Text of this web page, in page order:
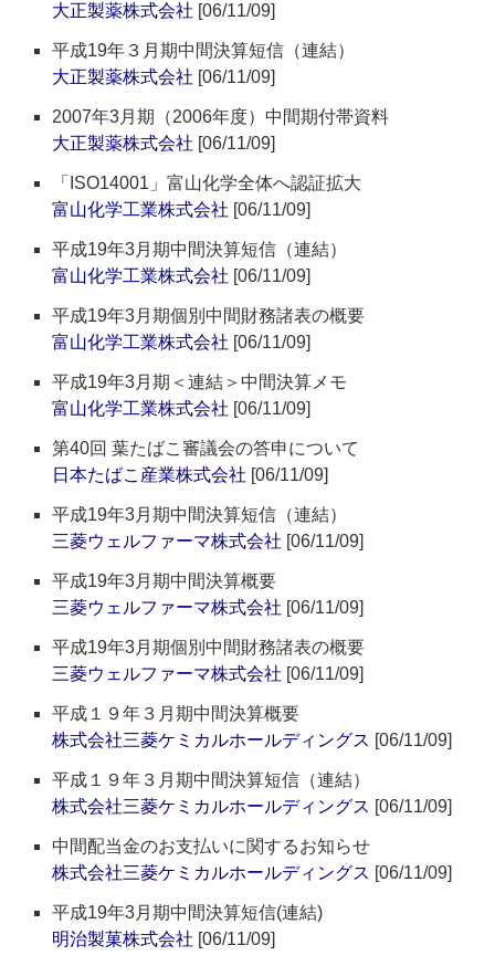
大正製薬株式会社 [06/11/09]
平成19年３月期中間決算短信（連結）
大正製薬株式会社 [06/11/09]
2007年3月期（2006年度）中間期付帯資料
大正製薬株式会社 [06/11/09]
「ISO14001」富山化学全体へ認証拡大
富山化学工業株式会社 [06/11/09]
平成19年3月期中間決算短信（連結）
富山化学工業株式会社 [06/11/09]
平成19年3月期個別中間財務諸表の概要
富山化学工業株式会社 [06/11/09]
平成19年3月期＜連結＞中間決算メモ
富山化学工業株式会社 [06/11/09]
第40回 葉たばこ審議会の答申について
日本たばこ産業株式会社 [06/11/09]
平成19年3月期中間決算短信（連結）
三菱ウェルファーマ株式会社 [06/11/09]
平成19年3月期中間決算概要
三菱ウェルファーマ株式会社 [06/11/09]
平成19年3月期個別中間財務諸表の概要
三菱ウェルファーマ株式会社 [06/11/09]
平成１９年３月期中間決算概要
株式会社三菱ケミカルホールディングス [06/11/09]
平成１９年３月期中間決算短信（連結）
株式会社三菱ケミカルホールディングス [06/11/09]
中間配当金のお支払いに関するお知らせ
株式会社三菱ケミカルホールディングス [06/11/09]
平成19年3月期中間決算短信(連結)
明治製菓株式会社 [06/11/09]